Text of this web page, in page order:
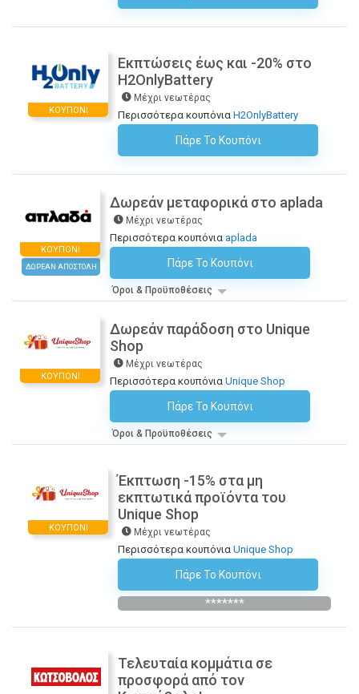
ΚΟΥΠΌΝΙ
Εκπτώσεις έως και -20% στο
H2OnlyBattery
Μέχρι νεωτέρας
Περισσότερα κουπόνια H2OnlyBattery
Πάρε Το Κουπόνι
ΚΟΥΠΌΝΙ
ΔΩΡΕΑΝ ΑΠΟΣΤΟΛΗ
Δωρεάν μεταφορικά στο aplada
Μέχρι νεωτέρας
Περισσότερα κουπόνια aplada
Πάρε Το Κουπόνι
Όροι & Προϋποθέσεις
ΚΟΥΠΌΝΙ
Δωρεάν παράδοση στο Unique
Shop
Μέχρι νεωτέρας
Περισσότερα κουπόνια Unique Shop
Πάρε Το Κουπόνι
Όροι & Προϋποθέσεις
ΚΟΥΠΌΝΙ
Έκπτωση -15% στα μη
εκπτωτικά προϊόντα του
Unique Shop
Μέχρι νεωτέρας
Περισσότερα κουπόνια Unique Shop
Πάρε Το Κουπόνι
*******
Τελευταία κομμάτια σε
προσφορά από τον